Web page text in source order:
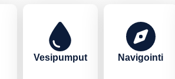
Vesipumput Navigointi